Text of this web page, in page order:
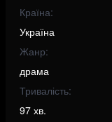
Країна:
Україна
Жанр:
драма
Тривалість:
97 хв.